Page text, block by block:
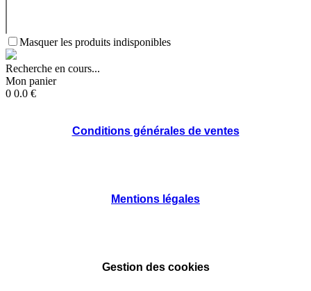
Masquer les produits indisponibles
Recherche en cours...
Mon panier
0 0.0 €
Conditions générales de ventes
Mentions légales
Gestion des cookies